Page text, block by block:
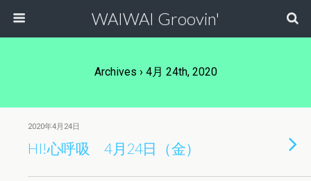
WAIWAI Groovin'
Archives › 4月 24th, 2020
2020年4月24日
HI!心呼吸 4月24日（金）